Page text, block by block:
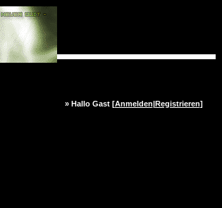
» Hallo Gast [Anmelden|Registrieren]